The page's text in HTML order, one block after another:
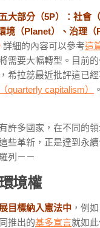
大部分（5P）：社會
境（Planet）、治理（
詳細的內容可以參考這
需要大幅轉型。目前
希拉蕊最近批評這已
quarterly capitalism）
許多國家，在不同的
些革新，正是達到永
列－－
境權
目標納入憲法中 ，例
推出的基多宣言就如此